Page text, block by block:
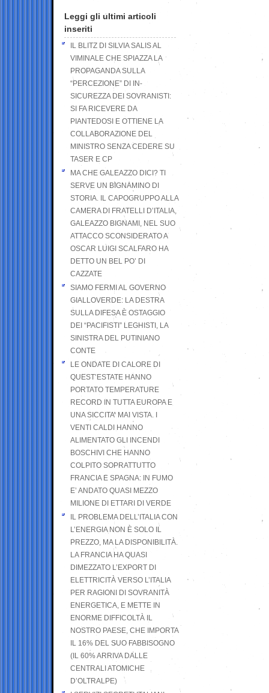
Leggi gli ultimi articoli
inseriti
IL BLITZ DI SILVIA SALIS AL
VIMINALE CHE SPIAZZA LA
PROPAGANDA SULLA
“PERCEZIONE” DI IN-
SICUREZZA DEI SOVRANISTI:
SI FA RICEVERE DA
PIANTEDOSI E OTTIENE LA
COLLABORAZIONE DEL
MINISTRO SENZA CEDERE SU
TASER E CP
MA CHE GALEAZZO DICI? TI
SERVE UN BIGNAMINO DI
STORIA. IL CAPOGRUPPO ALLA
CAMERA DI FRATELLI D’ITALIA,
GALEAZZO BIGNAMI, NEL SUO
ATTACCO SCONSIDERATO A
OSCAR LUIGI SCALFARO HA
DETTO UN BEL PO’ DI
CAZZATE
SIAMO FERMI AL GOVERNO
GIALLOVERDE: LA DESTRA
SULLA DIFESA È OSTAGGIO
DEI “PACIFISTI” LEGHISTI, LA
SINISTRA DEL PUTINIANO
CONTE
LE ONDATE DI CALORE DI
QUEST’ESTATE HANNO
PORTATO TEMPERATURE
RECORD IN TUTTA EUROPA E
UNA SICCITA’ MAI VISTA. I
VENTI CALDI HANNO
ALIMENTATO GLI INCENDI
BOSCHIVI CHE HANNO
COLPITO SOPRATTUTTO
FRANCIA E SPAGNA: IN FUMO
E’ ANDATO QUASI MEZZO
MILIONE DI ETTARI DI VERDE
IL PROBLEMA DELL’ITALIA CON
L’ENERGIA NON È SOLO IL
PREZZO, MA LA DISPONIBILITÀ.
LA FRANCIA HA QUASI
DIMEZZATO L’EXPORT DI
ELETTRICITÀ VERSO L’ITALIA
PER RAGIONI DI SOVRANITÀ
ENERGETICA, E METTE IN
ENORME DIFFICOLTÀ IL
NOSTRO PAESE, CHE IMPORTA
IL 16% DEL SUO FABBISOGNO
(IL 60% ARRIVA DALLE
CENTRALI ATOMICHE
D’OLTRALPE)